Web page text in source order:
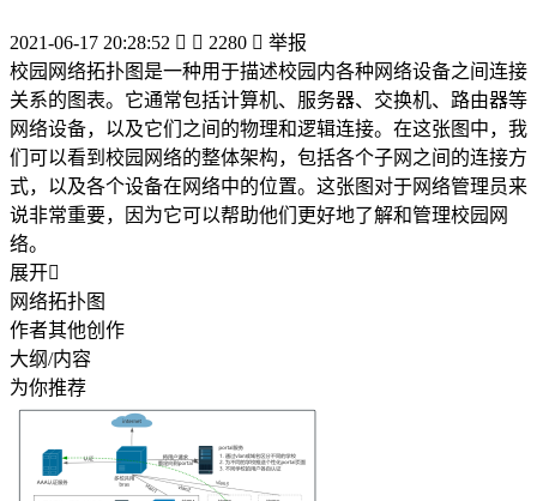
2021-06-17 20:28:52   2280  举报
校园网络拓扑图是一种用于描述校园内各种网络设备之间连接
关系的图表。它通常包括计算机、服务器、交换机、路由器等
网络设备，以及它们之间的物理和逻辑连接。在这张图中，我
们可以看到校园网络的整体架构，包括各个子网之间的连接方
式，以及各个设备在网络中的位置。这张图对于网络管理员来
说非常重要，因为它可以帮助他们更好地了解和管理校园网
络。
展开
网络拓扑图
作者其他创作
大纲/内容
为你推荐